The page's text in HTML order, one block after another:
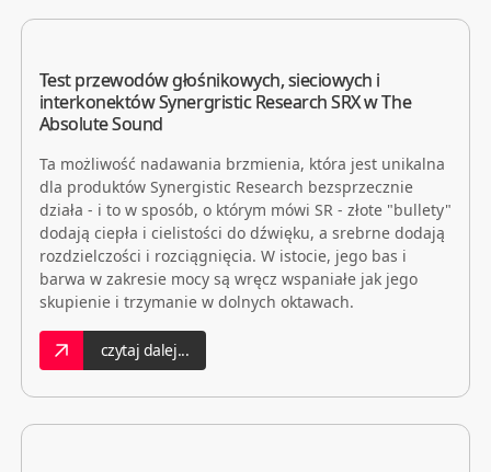
Test przewodów głośnikowych, sieciowych i
interkonektów Synergristic Research SRX w The
Absolute Sound
Ta możliwość nadawania brzmienia, która jest unikalna
dla produktów Synergistic Research bezsprzecznie
działa - i to w sposób, o którym mówi SR - złote "bullety"
dodają ciepła i cielistości do dźwięku, a srebrne dodają
rozdzielczości i rozciągnięcia. W istocie, jego bas i
barwa w zakresie mocy są wręcz wspaniałe jak jego
skupienie i trzymanie w dolnych oktawach.
czytaj dalej...